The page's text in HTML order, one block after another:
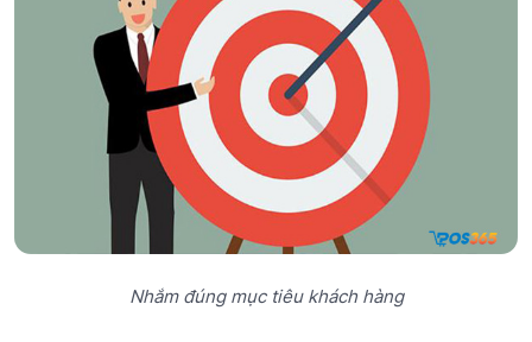
Nhắm đúng mục tiêu khách hàng